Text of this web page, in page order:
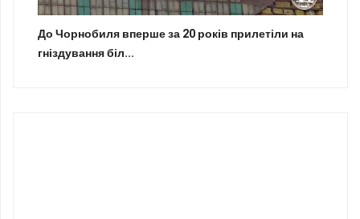
До Чорнобиля вперше за 20 років прилетіли на
гніздування біл...